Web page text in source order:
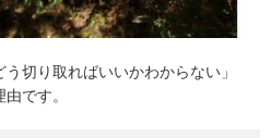
切り取ればいいかわからない」
です。